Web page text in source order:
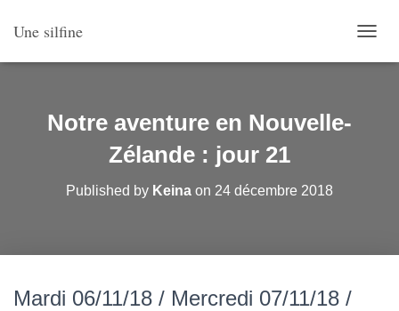
Une silfine
U
Notre aventure en Nouvelle-
Zélande : jour 21
Published by Keina on 24 décembre 2018
Mardi 06/11/18 / Mercredi 07/11/18 /